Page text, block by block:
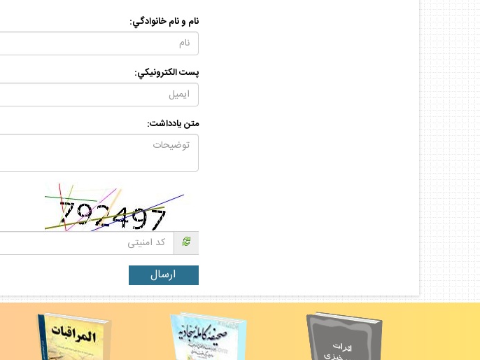
نام و نام خانوادگي:
پست الكترونيكي:
متن يادداشت: